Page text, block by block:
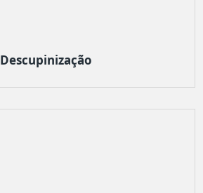
Descupinização